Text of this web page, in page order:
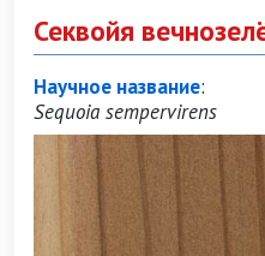
Секвойя
Научное название:
Sequoia sempervirens